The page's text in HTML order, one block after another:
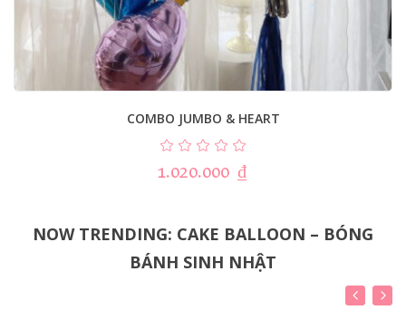
COMBO JUMBO & HEART
1.020.000 ₫
NOW TRENDING: CAKE BALLOON – BÓNG
BÁNH SINH NHẬT